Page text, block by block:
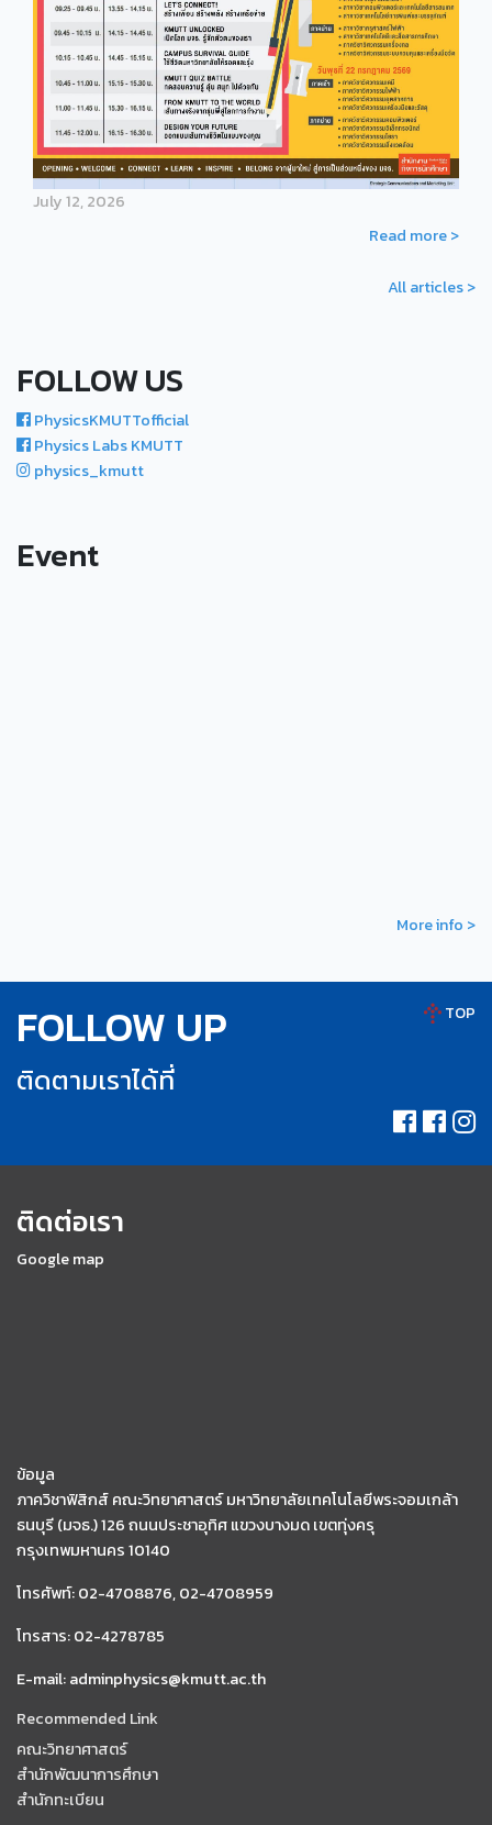
July 12, 2026
Read more >
All articles >
FOLLOW US
PhysicsKMUTTofficial
Physics Labs KMUTT
physics_kmutt
Event
More info >
TOP
FOLLOW UP
ติดตามเราได้ที่
ติดต่อเรา
Google map
ข้อมูล
ภาควิชาฟิสิกส์ คณะวิทยาศาสตร์ มหาวิทยาลัยเทคโนโลยีพระจอมเกล้า
ธนบุรี (มจธ.) 126 ถนนประชาอุทิศ แขวงบางมด เขตทุ่งครุ
กรุงเทพมหานคร 10140
โทรศัพท์: 02-4708876, 02-4708959
โทรสาร: 02-4278785
E-mail: adminphysics@kmutt.ac.th
Recommended Link
คณะวิทยาศาสตร์
สำนักพัฒนาการศึกษา
สำนักทะเบียน